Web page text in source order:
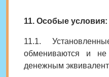
11. Особые условия:
11.1.
обмениваются и
денежным